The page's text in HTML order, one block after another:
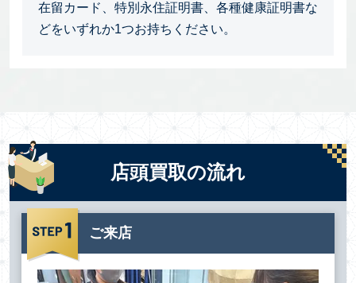
在留カード、特別永住証明書、各種健康証明書な
どをいずれか1つお持ちください。
店頭買取の流れ
ご来店